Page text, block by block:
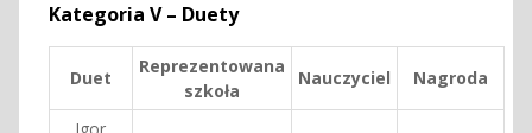
Kategoria V – Duety
Duet
Reprezentowana
szkoła
Nauczyciel Nagroda